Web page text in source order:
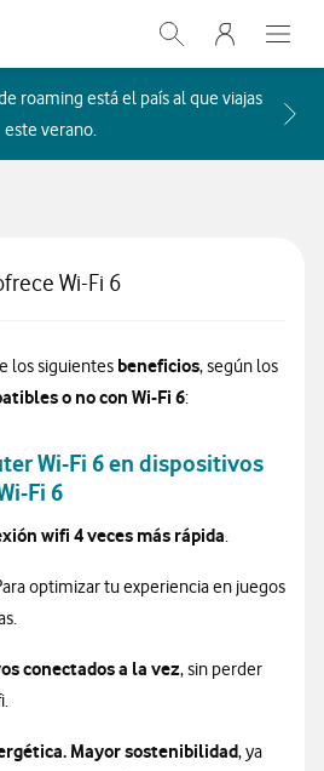
Abrir buscador.
Menu
Abre
roaming está el país al que viajas
este verano. Acceder a la FAQ Qué
Wi-Fi 6
Fi 6
los siguientes beneficios, según los
o no con Wi-Fi 6:
Wi-Fi 6 en dispositivos
Fi 6
wifi 4 veces más rápida.
optimizar tu experiencia en juegos
conectados a la vez, sin perder
Mayor sostenibilidad, ya